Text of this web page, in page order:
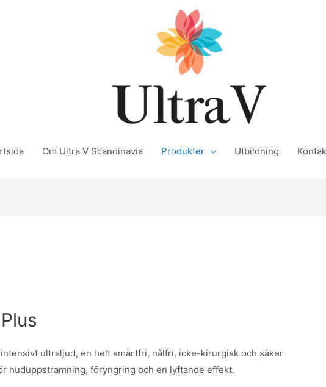
Om Ultra V Scandinavia Produkter Utbildning
intensivt ultraljud, en helt smärtfri, nålfri, icke-kirurgisk och säker
huduppstramning, föryngring och en lyftande effekt.